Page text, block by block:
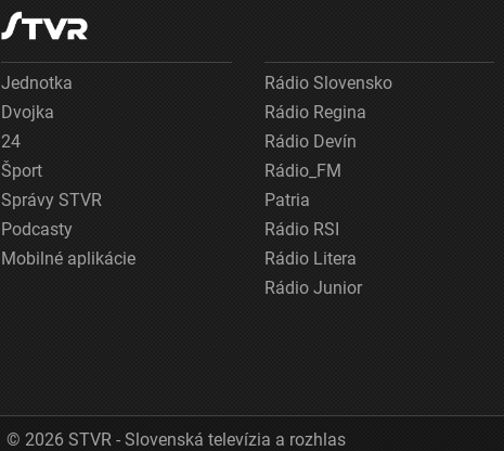
Jednotka
Dvojka
24
Šport
Správy STVR
Podcasty
Mobilné aplikácie
Rádio Slovensko
Rádio Regina
Rádio Devín
Rádio_FM
Patria
Rádio RSI
Rádio Litera
Rádio Junior
© 2026 STVR - Slovenská televízia a rozhlas